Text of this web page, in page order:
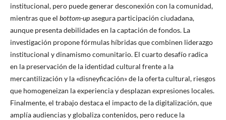
institucional, pero puede generar desconexión con la comunidad,
mientras que el bottom-upasegura participación ciudadana,
aunque presenta debilidades en la captación de fondos. La
investigación propone fórmulas híbridas que combinen liderazgo
institucional y dinamismo comunitario. El cuarto desafío radica
en la preservación de la identidad cultural frente a la
mercantilización y la «disneyficación» de la oferta cultural, riesgos
que homogeneizan la experiencia y desplazan expresiones locales.
Finalmente, el trabajo destaca el impacto de la digitalización, que
amplía audiencias y globaliza contenidos, pero reduce la